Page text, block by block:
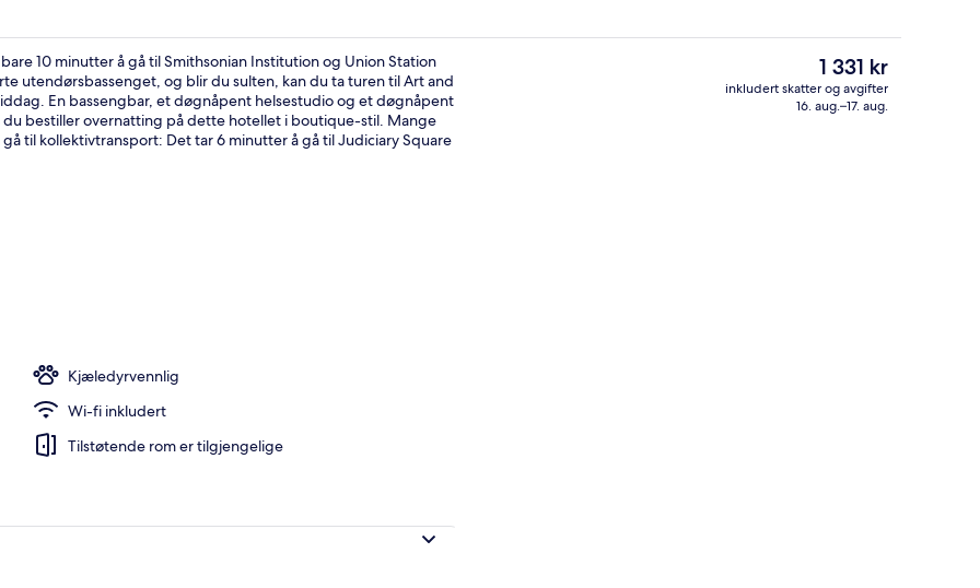
Treningsrom
10 minutter å gå til Smithsonian Institution og Union Station
utendørsbassenget, og blir du sulten, kan du ta turen til Art and
En bassengbar, et døgnåpent helsestudio og et døgnåpent
bestiller overnatting på dette hotellet i boutique-stil. Mange
til kollektivtransport: Det tar 6 minutter å gå til Judiciary Square
Kjæledyrvennlig
Wi-fi inkludert
Tilstøtende rom er tilgjengelige
Den
nåværende
prisen
1 331 kr
inkludert skatter og avgifter
16. aug.–17. aug.